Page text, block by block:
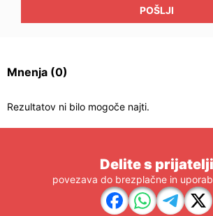
POŠLJI
Mnenja (0)
Rezultatov ni bilo mogoče najti.
Delite s prijatelji
povezava do brezplačne in